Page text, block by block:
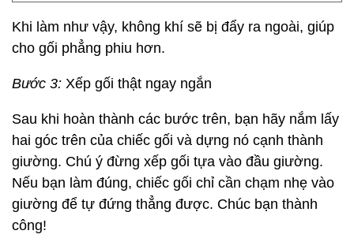
Khi làm như vậy, không khí sẽ bị đẩy ra ngoài, giúp
cho gối phẳng phiu hơn.
Bước 3: Xếp gối thật ngay ngắn
Sau khi hoàn thành các bước trên, bạn hãy nắm lấy
hai góc trên của chiếc gối và dựng nó cạnh thành
giường. Chú ý đừng xếp gối tựa vào đầu giường.
Nếu bạn làm đúng, chiếc gối chỉ cần chạm nhẹ vào
giường để tự đứng thẳng được. Chúc bạn thành
công!